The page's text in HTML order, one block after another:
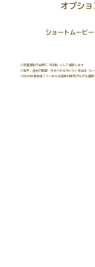
オプショ
ショートムービ
※写真撮影の合間に「記録」として撮影します
※音声、過去の動画、文字入れを行いたい場合は「ム
※BGMは著作権フリーまたは商用利用可のものを使用